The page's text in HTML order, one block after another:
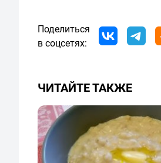
Поделиться
в соцсетях:
ЧИТАЙТЕ ТАКЖЕ